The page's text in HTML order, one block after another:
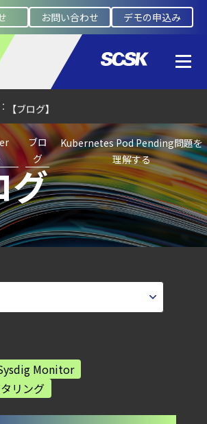
お問い合わせ デモの申込み
AI
モデルの破壊を目的としたランサムウェアを
【お知らせ】
ブログを更新しました
【ブログ】
CWPP（Cloud
Workload
Protection
Platform）とは？
クラウドワークロードを守る最新セキュリテ
【ブログ】
計画フェーズで失敗しない統合プラットフォ
クラウド構成ミスを未然に防ぐSecurity
Posture
Managementの全体像
グ
ブロ
グ
Kubernetes Pod Pending問題を
理解する
Monitor
リング